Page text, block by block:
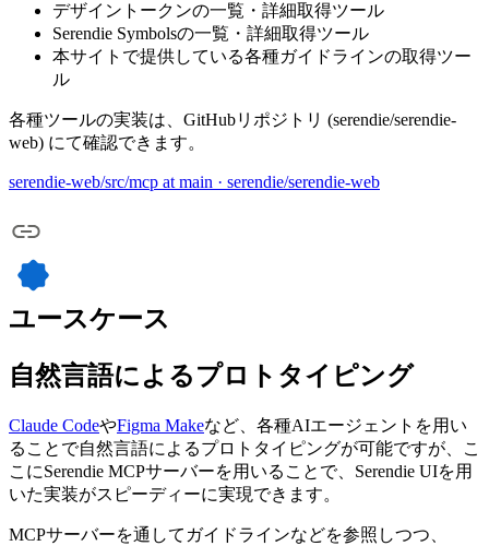
デザイントークンの一覧・詳細取得ツール
Serendie Symbolsの一覧・詳細取得ツール
本サイトで提供している各種ガイドラインの取得ツー
ル
各種ツールの実装は、GitHubリポジトリ (serendie/serendie-
web) にて確認できます。
serendie-web/src/mcp at main · serendie/serendie-web
ユースケース
自然言語によるプロトタイピング
Claude CodeやFigma Makeなど、各種AIエージェントを用い
ることで自然言語によるプロトタイピングが可能ですが、こ
こにSerendie MCPサーバーを用いることで、Serendie UIを用
いた実装がスピーディーに実現できます。
MCPサーバーを通してガイドラインなどを参照しつつ、